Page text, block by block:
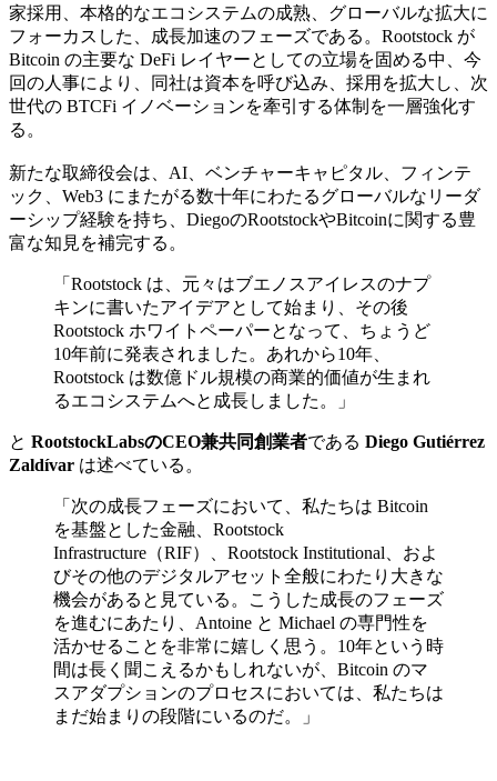
家採用、本格的なエコシステムの成熟、グローバルな拡大に
フォーカスした、成長加速のフェーズである。Rootstock が
Bitcoin の主要な DeFi レイヤーとしての立場を固める中、今
回の人事により、同社は資本を呼び込み、採用を拡大し、次
世代の BTCFi イノベーションを牽引する体制を一層強化す
る。
新たな取締役会は、AI、ベンチャーキャピタル、フィンテ
ック、Web3 にまたがる数十年にわたるグローバルなリーダ
ーシップ経験を持ち、DiegoのRootstockやBitcoinに関する豊
富な知見を補完する。
「Rootstock は、元々はブエノスアイレスのナプ
キンに書いたアイデアとして始まり、その後
Rootstock ホワイトペーパーとなって、ちょうど
10年前に発表されました。あれから10年、
Rootstock は数億ドル規模の商業的価値が生まれ
るエコシステムへと成長しました。」
と RootstockLabsのCEO兼共同創業者である Diego Gutiérrez
Zaldívar は述べている。
「次の成長フェーズにおいて、私たちは Bitcoin
を基盤とした金融、Rootstock
Infrastructure（RIF）、Rootstock Institutional、およ
びその他のデジタルアセット全般にわたり大きな
機会があると見ている。こうした成長のフェーズ
を進むにあたり、Antoine と Michael の専門性を
活かせることを非常に嬉しく思う。10年という時
間は長く聞こえるかもしれないが、Bitcoin のマ
スアダプションのプロセスにおいては、私たちは
まだ始まりの段階にいるのだ。」